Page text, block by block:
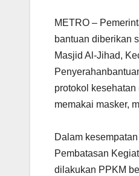
METRO –
bantuan diberikan
Masjid Al-Jihad,
protokol
memakai masker,
Dalam
Pembatasan
dilakukan PPKM